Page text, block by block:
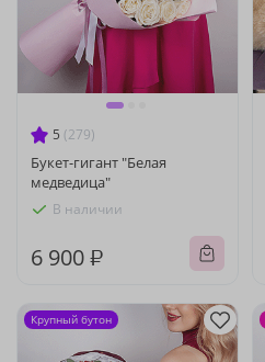
5 (279)
Букет-гигант "Белая
медведица"
В наличии
6 900 ₽
Крупный бутон